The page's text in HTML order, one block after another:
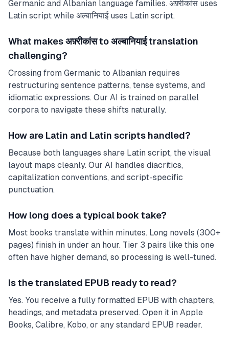
Germanic and Albanian language families. अफ़्रीकांस uses
Latin script while अल्बानियाई uses Latin script.
What makes अफ़्रीकांस to अल्बानियाई translation
challenging?
Crossing from Germanic to Albanian requires
restructuring sentence patterns, tense systems, and
idiomatic expressions. Our AI is trained on parallel
corpora to navigate these shifts naturally.
How are Latin and Latin scripts handled?
Because both languages share Latin script, the visual
layout maps cleanly. Our AI handles diacritics,
capitalization conventions, and script-specific
punctuation.
How long does a typical book take?
Most books translate within minutes. Long novels (300+
pages) finish in under an hour. Tier 3 pairs like this one
often have higher demand, so processing is well-tuned.
Is the translated EPUB ready to read?
Yes. You receive a fully formatted EPUB with chapters,
headings, and metadata preserved. Open it in Apple
Books, Calibre, Kobo, or any standard EPUB reader.